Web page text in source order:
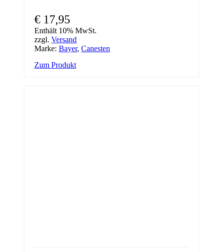
€ 17,95
Enthält 10% MwSt.
zzgl. Versand
Marke: Bayer, Canesten
Zum Produkt